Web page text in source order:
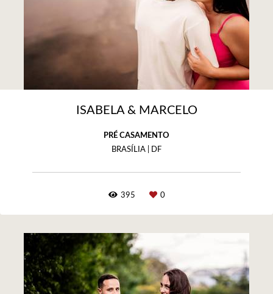
ISABELA & MARCELO
PRÉ CASAMENTO
BRASÍLIA | DF
395 0